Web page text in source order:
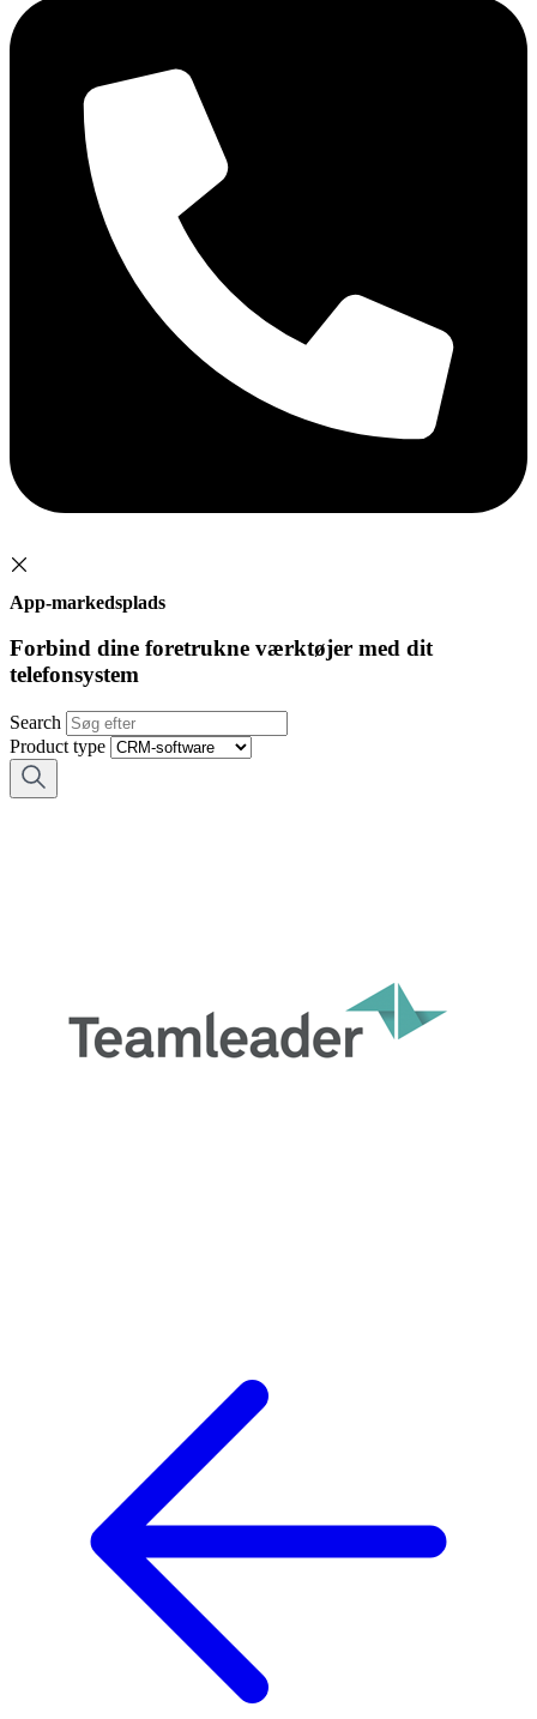
App-markedsplads
Forbind dine foretrukne værktøjer med dit
telefonsystem
Search
Product type